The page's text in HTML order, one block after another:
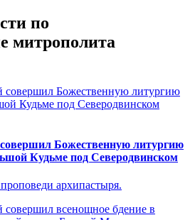
по
митрополита
Божественную литургию
Кудьме под Северодвинском
архипастыря.